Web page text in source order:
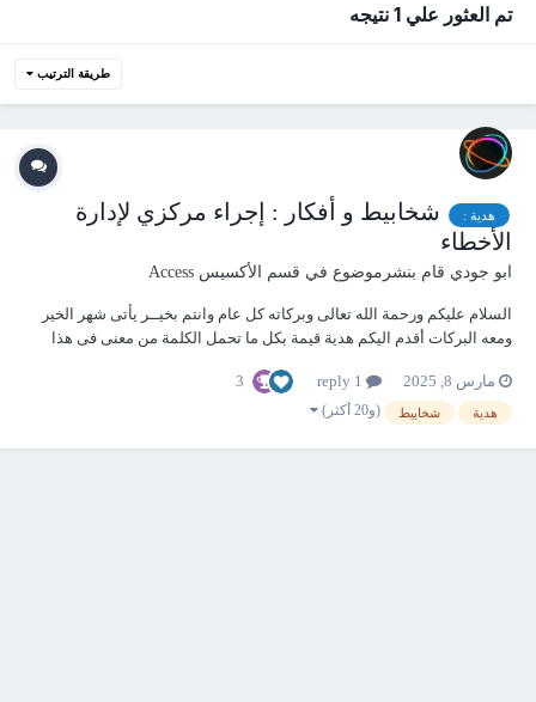
تم العثور علي 1 نتيجه
طريقة الترتيب
هدية :
شخابيط و أفكار : إجراء مركزي لإدارة
الأخطاء
ابو جودي قام بنشرموضوع في قسم الأكسيس Access
السلام عليكم ورحمة الله تعالى وبركاته كل عام وانتم بخيــر يأتى شهر الخير
ومعه البركات أقدم اليكم هدية قيمة بكل ما تحمل الكلمة من معنى فى هذا
بكتابة موضوع بخصوص انشاء الجداول واضافة الحقول وخصائصها برمجيا وه...
مارس 8, 2025 3
هدية شخابيط (و20 أكثر)